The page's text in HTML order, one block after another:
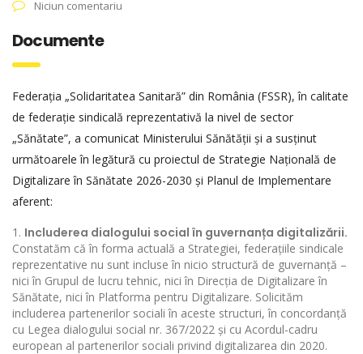
Niciun comentariu
Documente
Federația „Solidaritatea Sanitară” din România (FSSR), în calitate
de federație sindicală reprezentativă la nivel de sector
„Sănătate”, a comunicat Ministerului Sănătății și a susținut
următoarele în legătură cu proiectul de Strategie Națională de
Digitalizare în Sănătate 2026-2030 și Planul de Implementare
aferent:
Includerea dialogului social în guvernanța digitalizării.
Constatăm că în forma actuală a Strategiei, federațiile sindicale
reprezentative nu sunt incluse în nicio structură de guvernanță –
nici în Grupul de lucru tehnic, nici în Direcția de Digitalizare în
Sănătate, nici în Platforma pentru Digitalizare. Solicităm
includerea partenerilor sociali în aceste structuri, în concordanță
cu Legea dialogului social nr. 367/2022 și cu Acordul-cadru
european al partenerilor sociali privind digitalizarea din 2020.